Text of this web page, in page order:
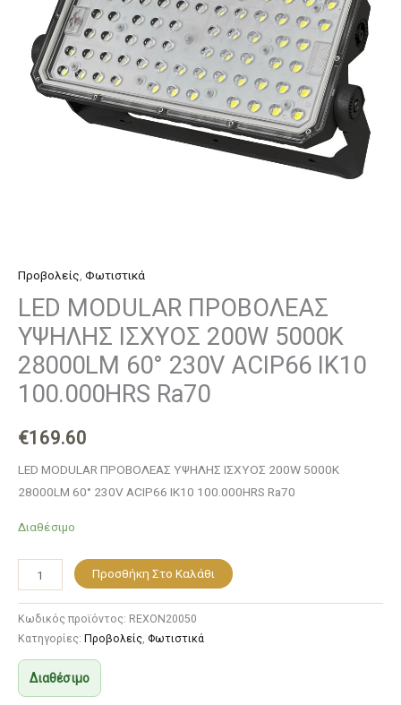
Προβολείς, Φωτιστικά
LED MODULAR ΠΡΟΒΟΛΕΑΣ
ΥΨΗΛΗΣ ΙΣΧΥΟΣ 200W 5000K
28000LM 60° 230V ACIP66 IK10
100.000HRS Ra70
€169.60
LED MODULAR ΠΡΟΒΟΛΕΑΣ ΥΨΗΛΗΣ ΙΣΧΥΟΣ 200W 5000K
28000LM 60° 230V ACIP66 IK10 100.000HRS Ra70
Διαθέσιμο
5000K
28000LM
60°
230V
Προσθήκη Στο Καλάθι
Κωδικός προϊόντος: REXON20050
Κατηγορίες: Προβολείς, Φωτιστικά
Διαθέσιμο